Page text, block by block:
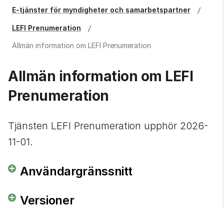
E-tjänster för myndigheter och samarbets­partner
LEFI Prenumeration
Allmän information om LEFI Prenumeration
Allmän information om LEFI
Prenumeration
Tjänsten LEFI Prenumeration upphör 2026-
11-01.
Användargränssnitt
Versioner